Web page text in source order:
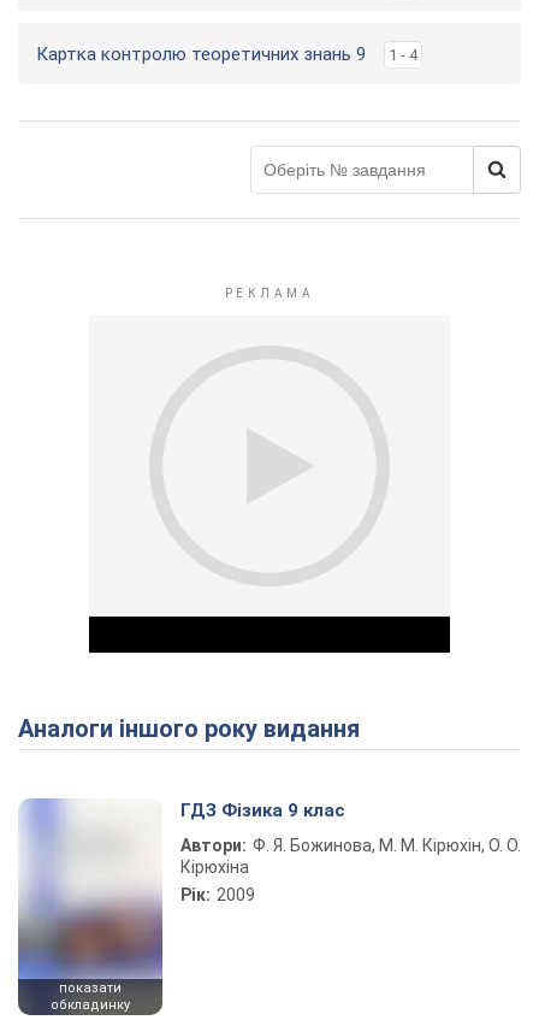
Картка контролю теоретичних знань 9 1 - 4
Play Video
Аналоги іншого року видання
показати
обкладинку
ГДЗ Фізика 9 клас
Автори: Ф. Я. Божинова, М. М. Кірюхін, О. О.
Кірюхіна
Рік: 2009